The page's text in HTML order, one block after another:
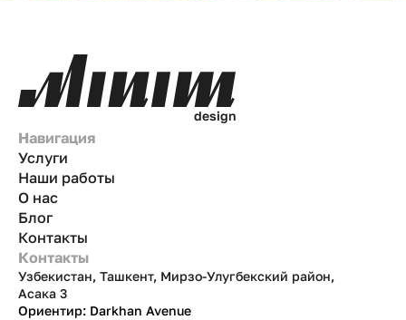
design
Навигация
Услуги
Наши работы
О нас
Блог
Контакты
Контакты
Узбекистан, Ташкент, Мирзо-Улугбекский район,
Асака 3
Ориентир: Darkhan Avenue